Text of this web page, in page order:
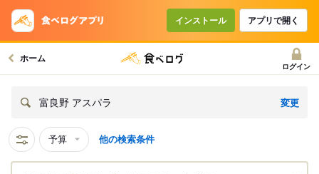
インストール アプリで開く
ホーム
ログイン
富良野 アスパラ 変更
予算 他の検索条件